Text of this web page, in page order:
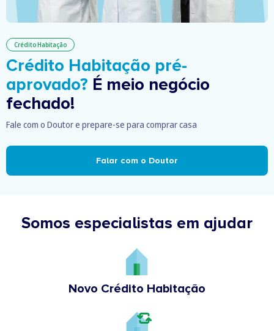
Crédito Habitação
Crédito Habitação pré-
aprovado? É meio negócio
fechado!
Fale com o Doutor e prepare-se para comprar casa
Falar com o Doutor
Somos especialistas em ajudar
Novo Crédito Habitação